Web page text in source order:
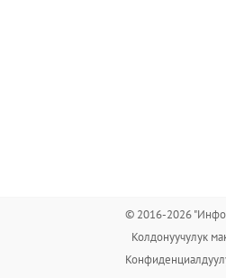
© 2016-2026
Колдонуучулук